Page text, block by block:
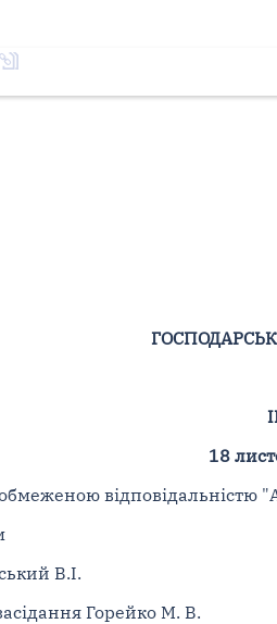
18
В.І.
Горейко М. В.